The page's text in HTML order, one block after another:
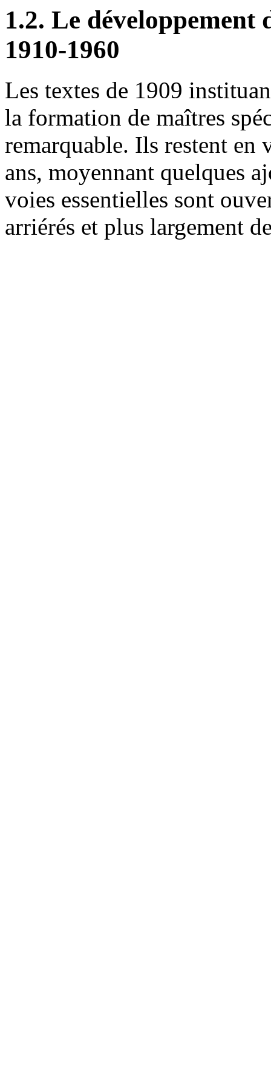
1.2. Le développement
1910-1960
Les textes de 1909
la formation de maîtres
remarquable. Ils restent en
ans, moyennant quelques
voies essentielles sont
arriérés et plus largement